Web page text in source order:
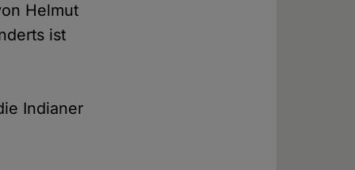
Helmut
ist
Indianer